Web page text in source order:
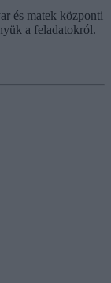
és matek központi
a feladatokról.